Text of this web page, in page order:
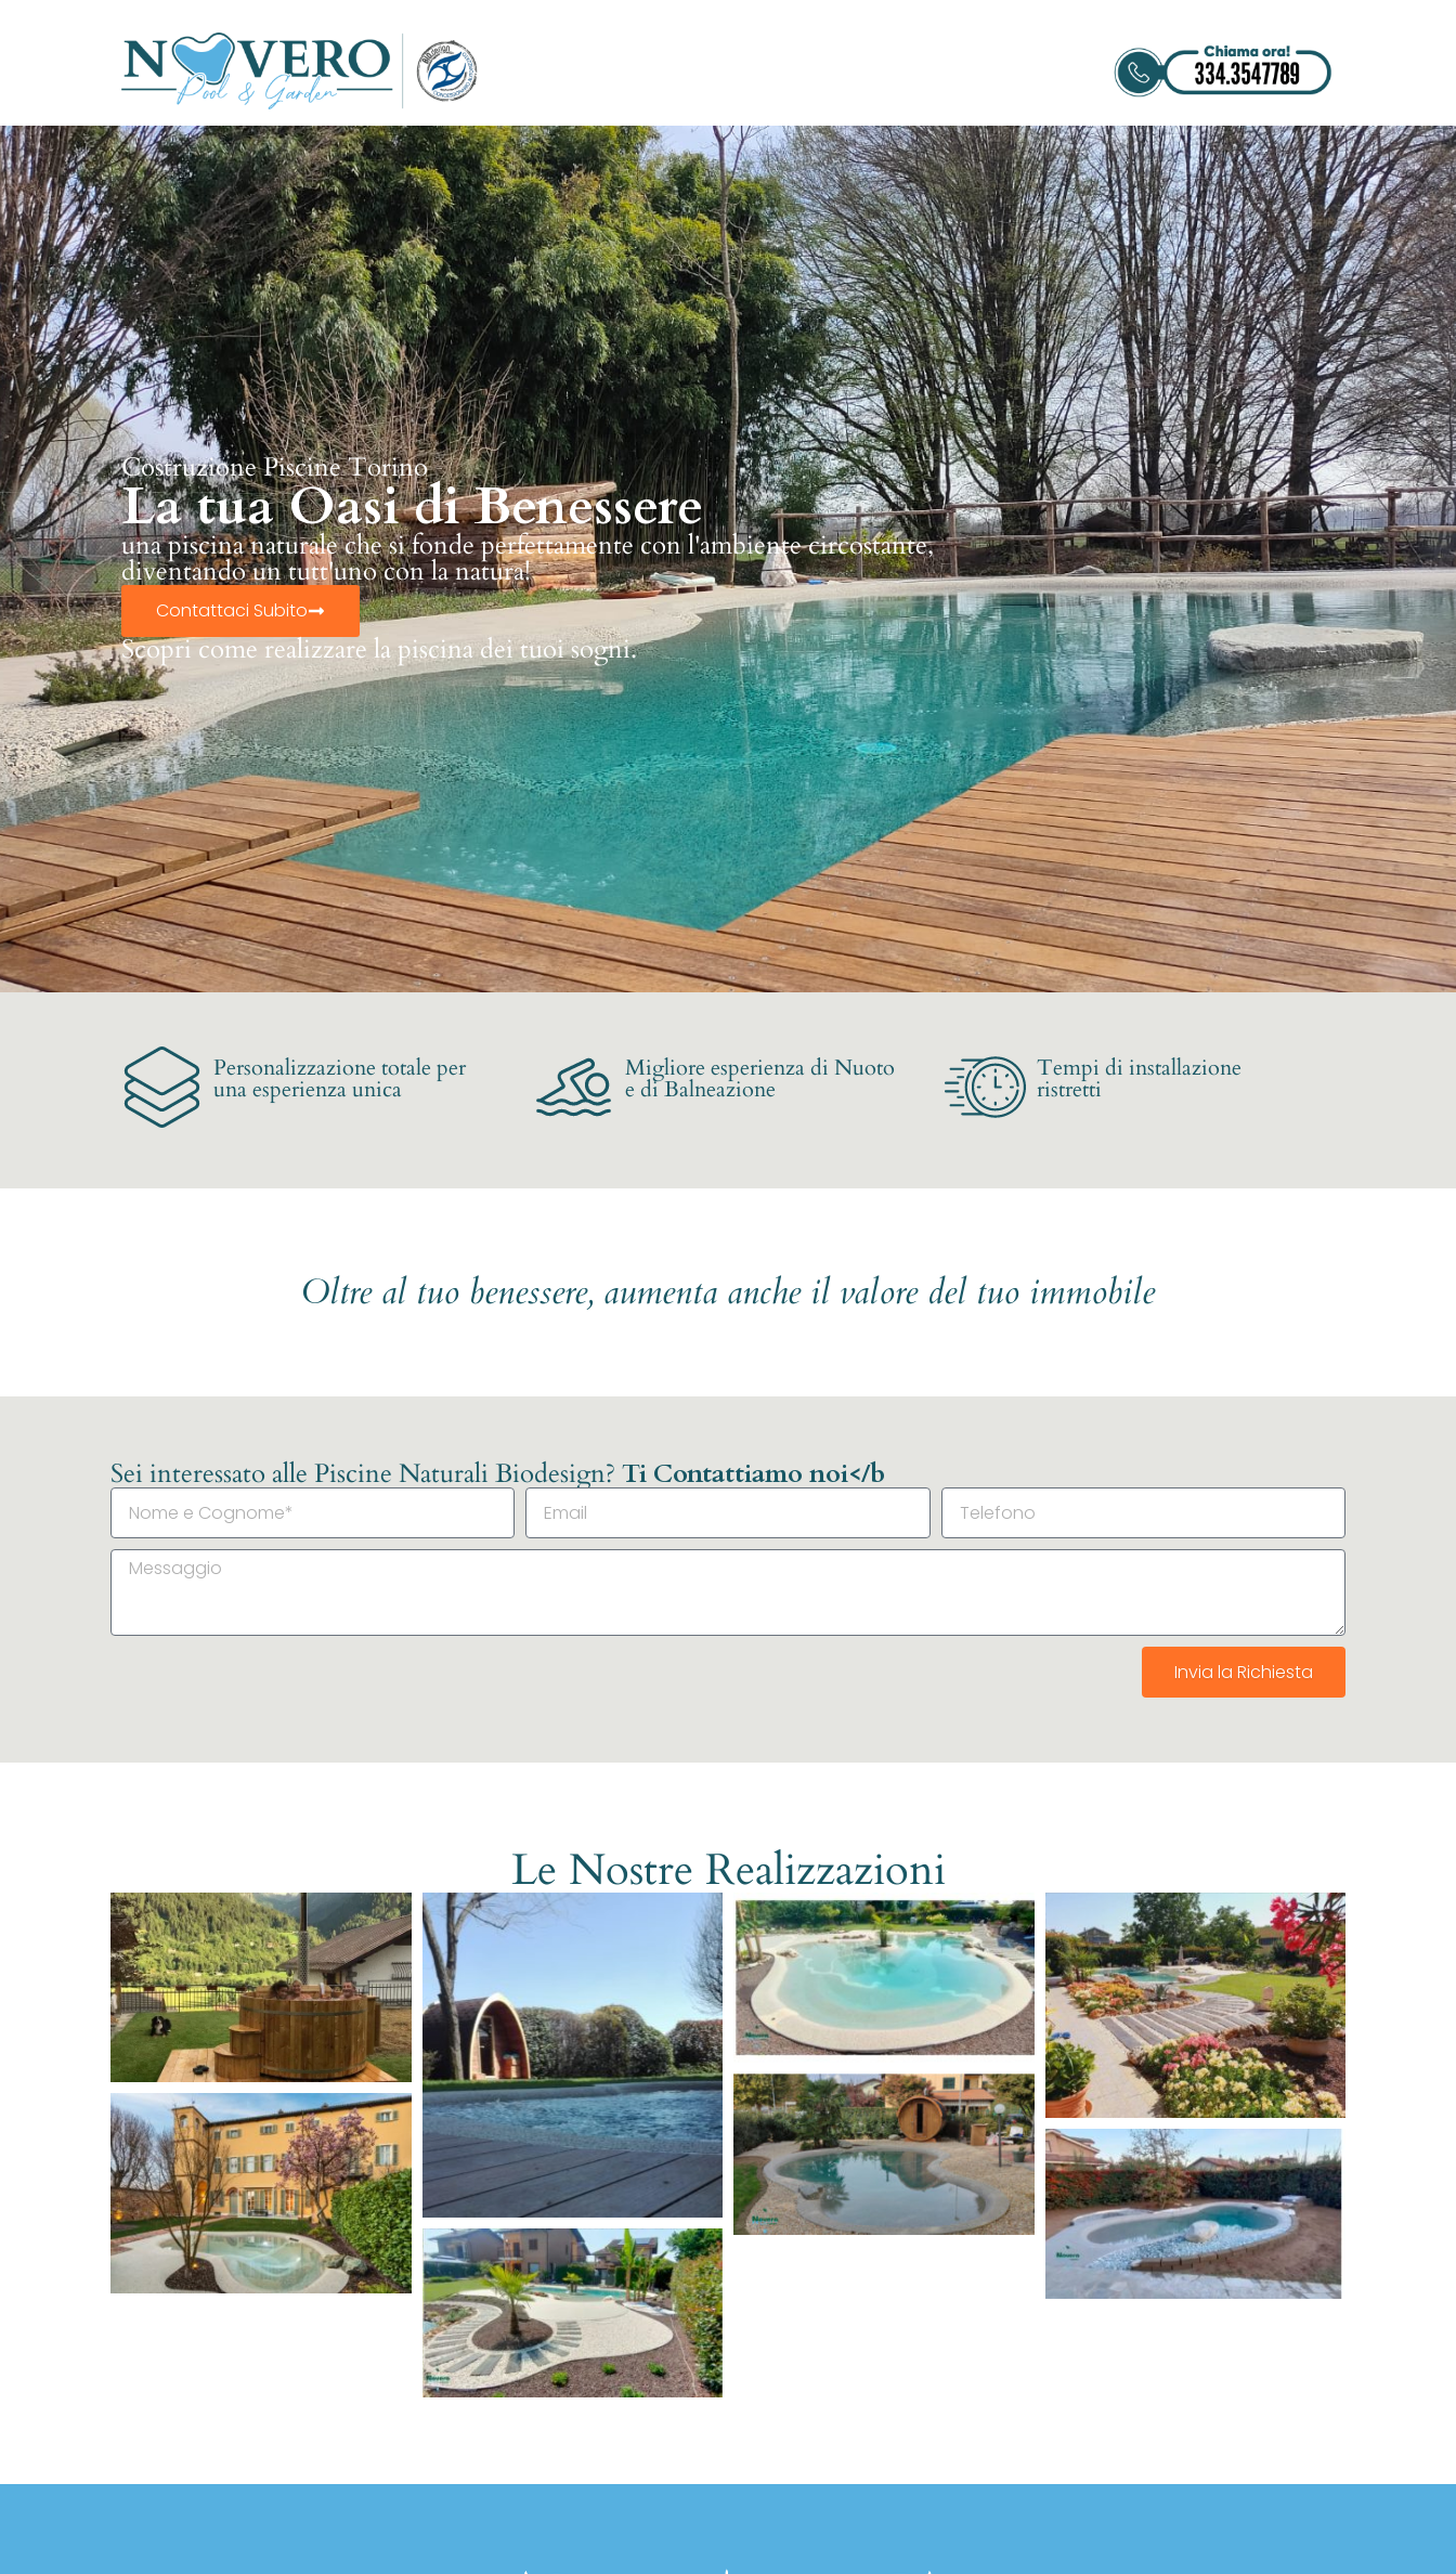
Costruzione Piscine Torino
La tua Oasi di Benessere
una piscina naturale che si fonde perfettamente con l'ambiente circostante,
diventando un tutt'uno con la natura!
Contattaci Subito
Scopri come realizzare la piscina dei tuoi sogni.
Personalizzazione totale per
una esperienza unica
Migliore esperienza di Nuoto
e di Balneazione
Tempi di installazione
ristretti
Oltre al tuo benessere, aumenta anche il valore del tuo immobile
Sei interessato alle Piscine Naturali Biodesign? Ti Contattiamo noi</b
Invia la Richiesta
Le Nostre Realizzazioni